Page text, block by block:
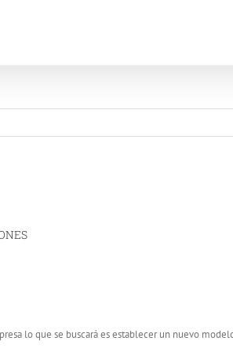
lo que se buscará es establecer un nuevo